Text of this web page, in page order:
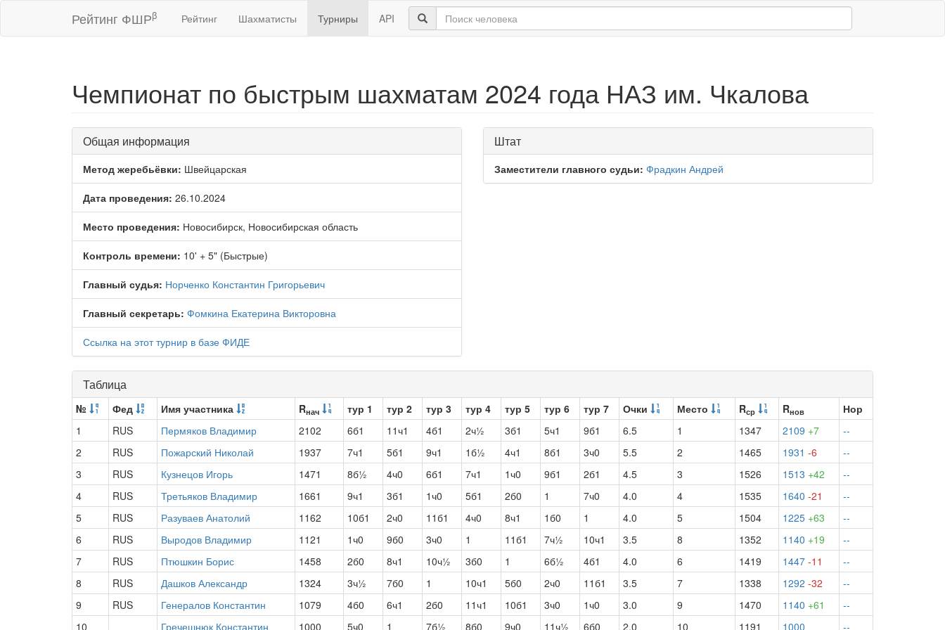
Рейтинг ФШРβ Рейтинг Шахматисты Турниры API
Чемпионат по быстрым шахматам 2024 года НАЗ им. Чкалова
Общая информация
Метод жеребьёвки: Швейцарская
Дата проведения: 26.10.2024
Место проведения: Новосибирск, Новосибирская область
Контроль времени: 10' + 5" (Быстрые)
Главный судья: Норченко Константин Григорьевич
Главный секретарь: Фомкина Екатерина Викторовна
Ссылка на этот турнир в базе ФИДЕ
Штат
Заместители главного судьи: Фрадкин Андрей
Таблица
№ Фед Имя участника Rнач тур 1 тур 2 тур 3 тур 4 тур 5 тур 6 тур 7 Очки Место Rср Rнов
Нор
1
RUS Пермяков Владимир 2102 6б1 11ч1 4б1 2ч½ 3б1 5ч1 9б1 6.5 1 1347 2109 +7
--
2
RUS Пожарский Николай 1937 7ч1 5б1 9ч1 1б½ 4ч1 8б1 3ч0 5.5 2 1465 1931 -6
--
3
RUS Кузнецов Игорь 1471 8б½ 4ч0 6б1 7ч1 1ч0 9б1 2б1 4.5 3 1526 1513 +42
--
4
RUS Третьяков Владимир 1661 9ч1 3б1 1ч0 5б1 2б0 1 7ч0 4.0 4 1535 1640 -21
--
5
RUS Разуваев Анатолий 1162 10б1 2ч0 11б1 4ч0 8ч1 1б0 1 4.0 5 1504 1225 +63
--
6
RUS Выродов Владимир 1121 1ч0 9б0 3ч0 1 11б1 7ч½ 10ч1 3.5 8 1352 1140 +19
--
7
RUS Птюшкин Борис 1458 2б0 8ч1 10ч½ 3б0 1 6б½ 4б1 4.0 6 1419 1447 -11
--
8
RUS Дашков Александр 1324 3ч½ 7б0 1 10ч1 5б0 2ч0 11б1 3.5 7 1338 1292 -32
--
9
RUS Генералов Константин 1079 4б0 6ч1 2б0 11ч1 10б1 3ч0 1ч0 3.0 9 1470 1140 +61
--
10
Гречешнюк Константин 1000 5ч0 1 7б½ 8б0 9ч0 11ч½ 6б0 2.0 10 1191 1000 --